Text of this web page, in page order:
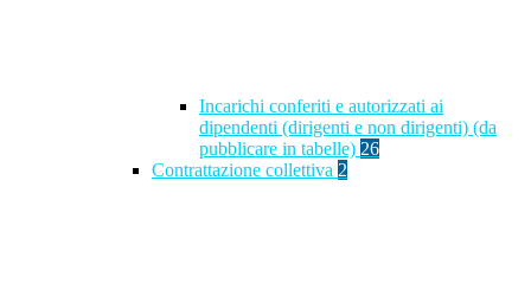
Incarichi conferiti e autorizzati ai
dipendenti (dirigenti e non dirigenti) (da
pubblicare in tabelle) 26
Contrattazione collettiva 2